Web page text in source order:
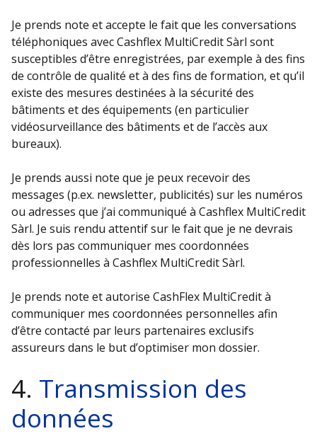
Je prends note et accepte le fait que les conversations
téléphoniques avec Cashflex MultiCredit Sàrl sont
susceptibles d’être enregistrées, par exemple à des fins
de contrôle de qualité et à des fins de formation, et qu’il
existe des mesures destinées à la sécurité des
bâtiments et des équipements (en particulier
vidéosurveillance des bâtiments et de l’accès aux
bureaux).
Je prends aussi note que je peux recevoir des
messages (p.ex. newsletter, publicités) sur les numéros
ou adresses que j’ai communiqué à Cashflex MultiCredit
Sàrl. Je suis rendu attentif sur le fait que je ne devrais
dès lors pas communiquer mes coordonnées
professionnelles à Cashflex MultiCredit Sàrl.
Je prends note et autorise CashFlex MultiCredit à
communiquer mes coordonnées personnelles afin
d’être contacté par leurs partenaires exclusifs
assureurs dans le but d’optimiser mon dossier.
4. Transmission des
données